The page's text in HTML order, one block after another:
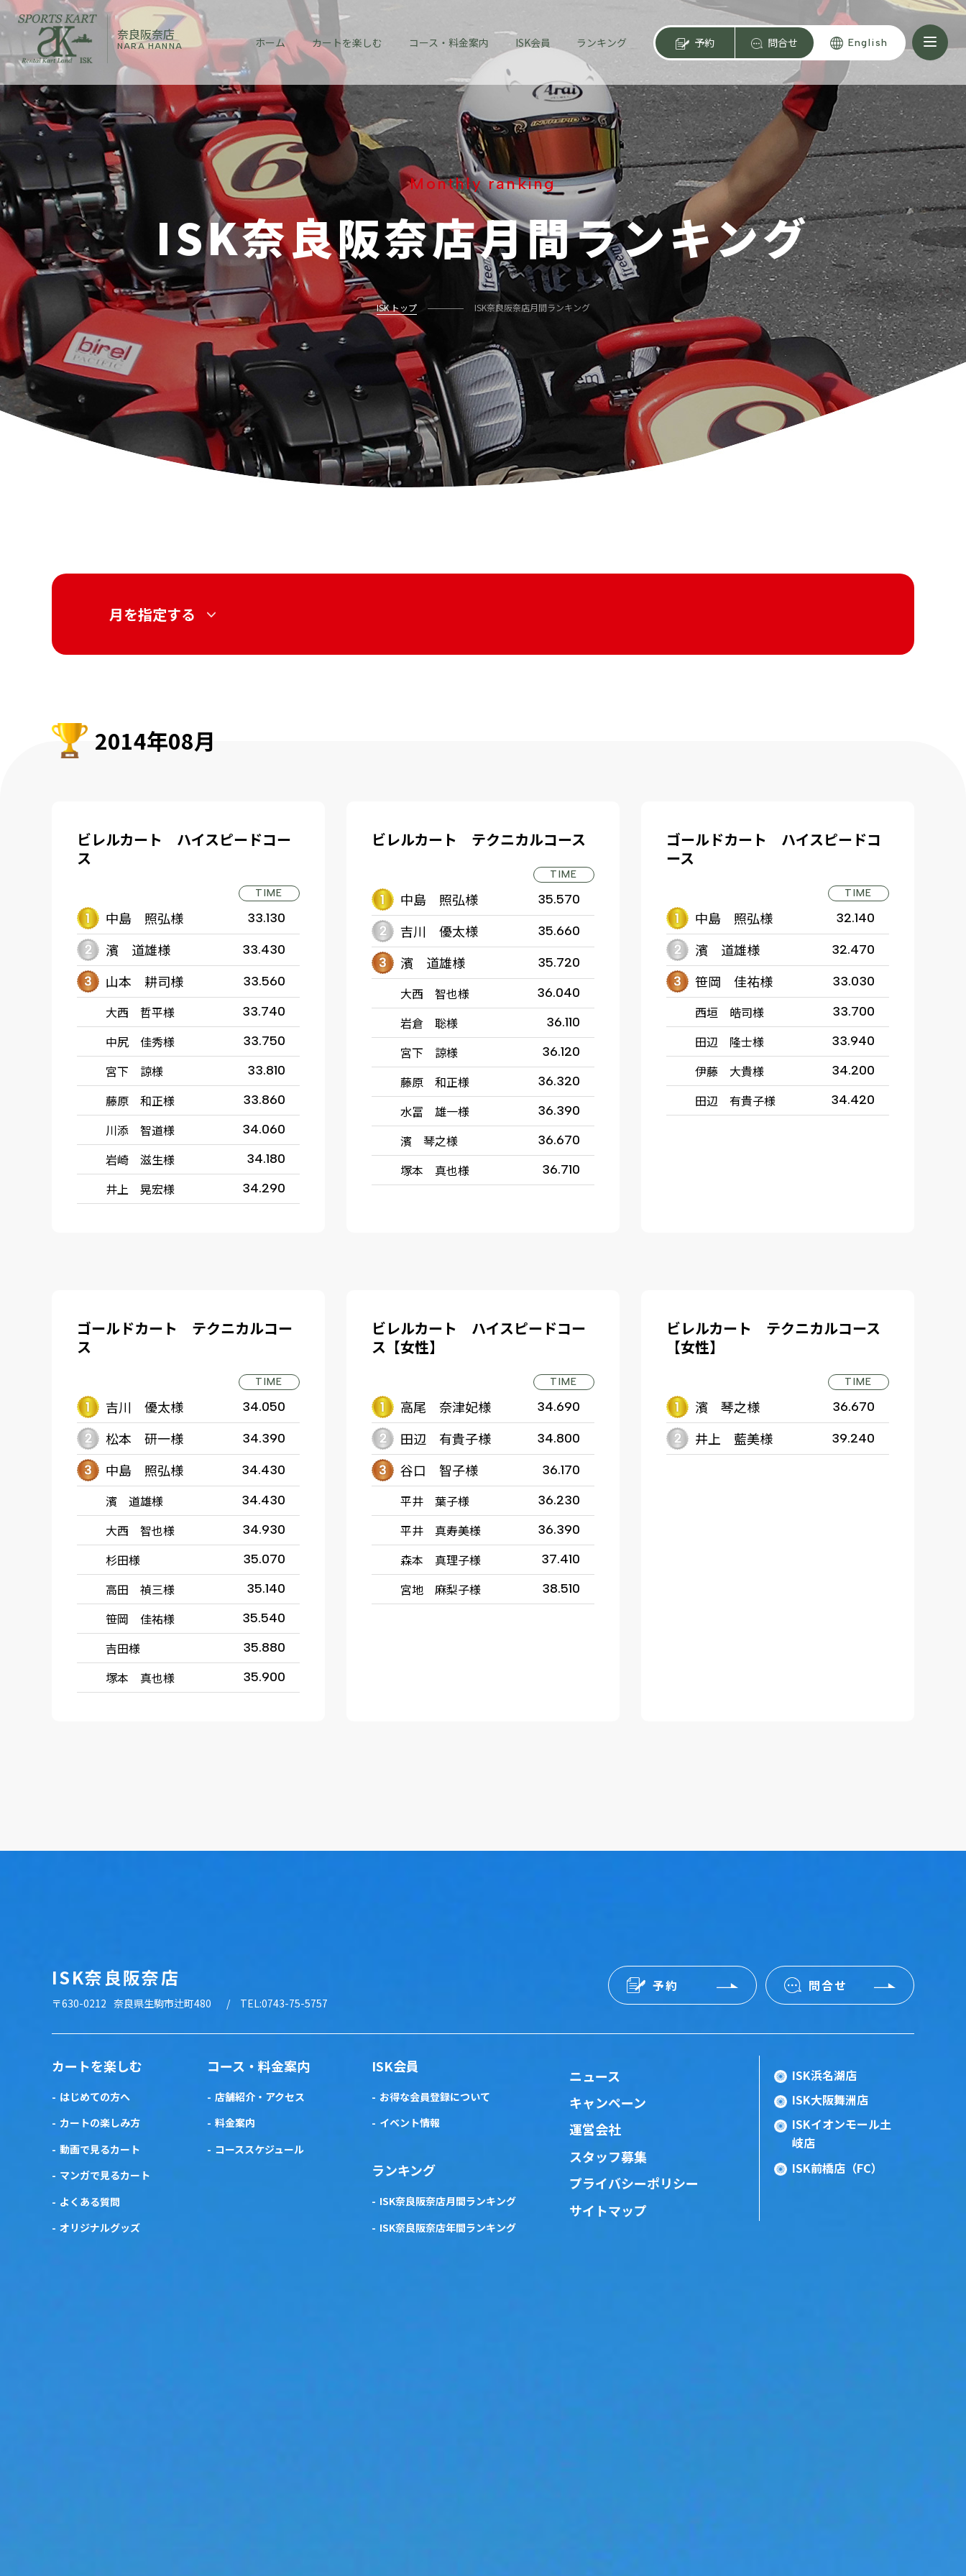
奈良阪奈店
NARA HANNA ホーム カートを楽しむ コース・料金案内 ISK会員 ランキング 予約 問合せ English
Monthly ranking
ISK奈良阪奈店月間ランキング
ISK トップ ISK奈良阪奈店月間ランキング
月を指定する
2014年08月
ビレルカート ハイスピードコー
ス
TIME
中島 照弘様 33.130
濱 道雄様 33.430
山本 耕司様 33.560
大西 哲平様 33.740
中尻 佳秀様 33.750
宮下 諒様 33.810
藤原 和正様 33.860
川添 智道様 34.060
岩崎 滋生様 34.180
井上 晃宏様 34.290
ビレルカート テクニカルコース
TIME
中島 照弘様 35.570
吉川 優太様 35.660
濱 道雄様 35.720
大西 智也様 36.040
岩倉 聡様 36.110
宮下 諒様 36.120
藤原 和正様 36.320
水冨 雄一様 36.390
濱 琴之様 36.670
塚本 真也様 36.710
ゴールドカート ハイスピードコ
ース
TIME
中島 照弘様 32.140
濱 道雄様 32.470
笹岡 佳祐様 33.030
西垣 皓司様 33.700
田辺 隆士様 33.940
伊藤 大貴様 34.200
田辺 有貴子様 34.420
ゴールドカート テクニカルコー
ス
TIME
吉川 優太様 34.050
松本 研一様 34.390
中島 照弘様 34.430
濱 道雄様 34.430
大西 智也様 34.930
杉田様 35.070
高田 禎三様 35.140
笹岡 佳祐様 35.540
吉田様 35.880
塚本 真也様 35.900
ビレルカート ハイスピードコー
ス【女性】
TIME
高尾 奈津妃様 34.690
田辺 有貴子様 34.800
谷口 智子様 36.170
平井 葉子様 36.230
平井 真寿美様 36.390
森本 真理子様 37.410
宮地 麻梨子様 38.510
ビレルカート テクニカルコース
【女性】
TIME
濱 琴之様 36.670
井上 藍美様 39.240
ISK奈良阪奈店
〒630-0212 奈良県生駒市辻町480 TEL:0743-75-5757
予約 問合せ
カートを楽しむ
はじめての方へ
カートの楽しみ方
動画で見るカート
マンガで見るカート
よくある質問
オリジナルグッズ
コース・料金案内
店舗紹介・アクセス
料金案内
コーススケジュール
ISK会員
お得な会員登録について
イベント情報
ランキング
ISK奈良阪奈店月間ランキング
ISK奈良阪奈店年間ランキング
ニュース
キャンペーン
運営会社
スタッフ募集
プライバシーポリシー
サイトマップ
ISK浜名湖店
ISK大阪舞洲店
ISKイオンモール土
岐店
ISK前橋店（FC）